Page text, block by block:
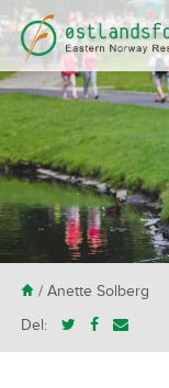
H/ Anette Solberg
Del: